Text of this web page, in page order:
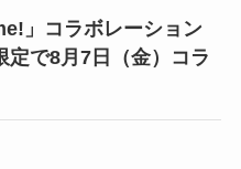
」コラボレーション
定で8月7日（金）コラ